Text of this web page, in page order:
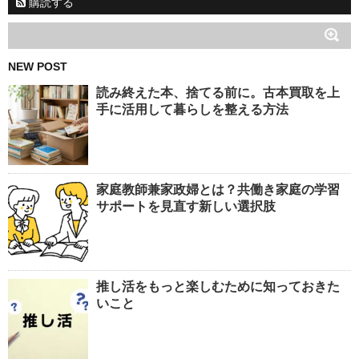
NEW POST
読み終えた本、捨てる前に。古本買取を上
手に活用して暮らしを整える方法
家庭教師兼家政婦とは？共働き家庭の学習
サポートを見直す新しい選択肢
推し活をもっと楽しむために知っておきた
いこと